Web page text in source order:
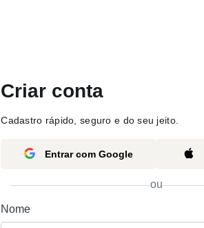
Criar conta
Cadastro rápido, seguro e do seu jeito.
Entrar com Google
ou
Nome